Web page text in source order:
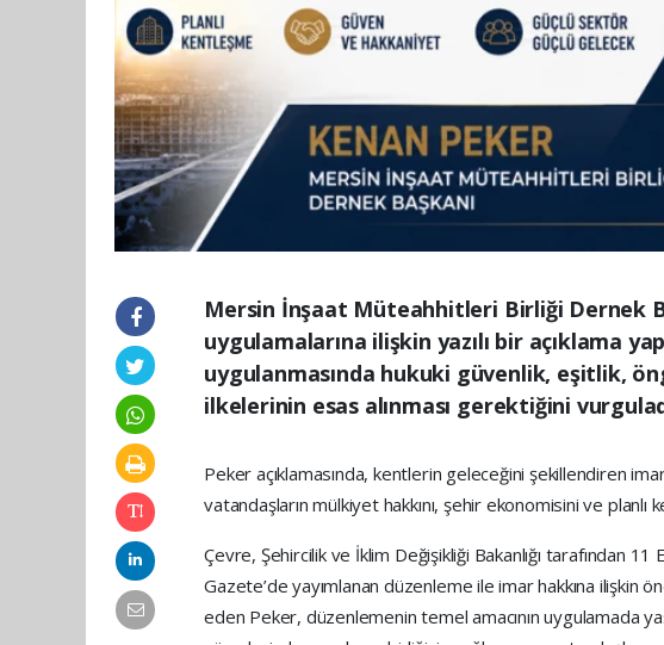
Mersin İnşaat Müteahhitleri Birliği Dernek
uygulamalarına ilişkin yazılı bir açıklama
uygulanmasında hukuki güvenlik, eşitlik,
ilkelerinin esas alınması gerektiğini
Peker açıklamasında, kentlerin geleceğini şekillendiren imar
vatandaşların mülkiyet hakkını, şehir ekonomisini ve
Çevre, Şehircilik ve İklim Değişikliği Bakanlığı tarafından
Gazete’de yayımlanan düzenleme ile imar hakkına ilişkin
eden Peker, düzenlemenin temel amacının uygulamada